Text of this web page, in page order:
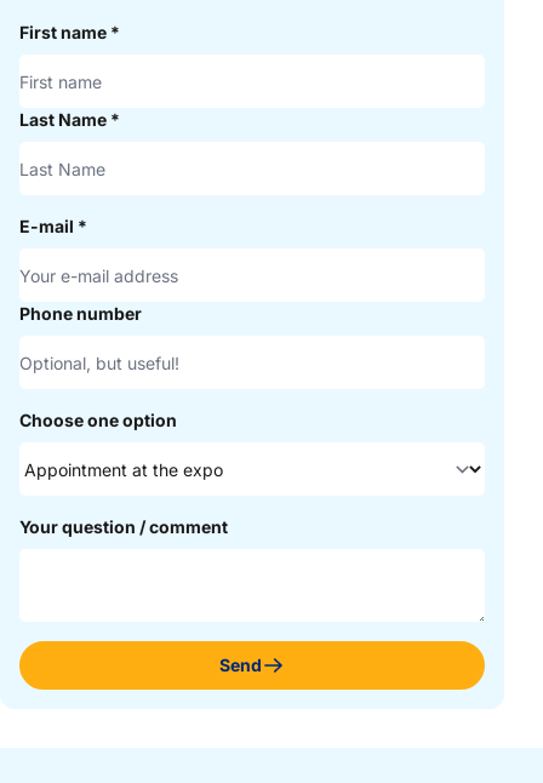
First name *
Last Name *
E-mail *
Phone number
Choose one option
Your question / comment
Send